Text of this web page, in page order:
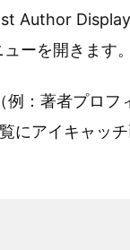
Author
ーを開きます。
：著者プロフ
にアイキャッ